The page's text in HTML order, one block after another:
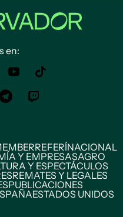
en:
REFERÍNACIONAL
Y EMPRESASAGRO
Y ESPECTÁCULOS
REMATES Y LEGALES
PUBLICACIONES
ESTADOS UNIDOS